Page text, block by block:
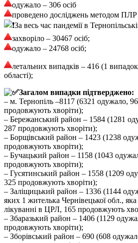
одужало – 306 осіб
проведено досліджень методом
За весь час пандемії в
захворіло – 30467 осіб;
одужало – 24768 осіб;
летальних випадків – 416 (1
області);
Загалом випадки підтверджено:
– м. Тернопіль –8117 (6321 одужало,
продовжують хворіти);
– Бережанський район – 1584 (1281
287 продовжують хворіти);
– Борщівський район – 1423 (1238
продовжують хворіти);
– Бучацький район – 1158 (1043
продовжують хворіти);
– Гусятинський район – 1558 (1209
325 продовжують хворіти);
– Заліщицький район – 1336 (1144
яких 1 жителька Чернівецької обл.,
лікуванні в ЦРЛ, 165 продовжують
– Збаразький район – 1406 (1129
продовжують хворіти);
– Зборівський район – 690 (608